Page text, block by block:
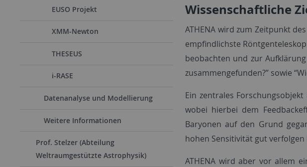
EUSO Projekt
XMM-Newton
THESEUS
i-RASE
Datenanalyse und Modellierung
Weitere Informationen
Prof. Stelzer (Abteilung
Weltraumgestützte Astrophysik)
Wissenschaftliche
ATHENA wird zum Zeitpunkt
empfindlichste
beobachten und zur
zusammengefunden?” sowie
Ein zentrales
wobei hierbei dem
Baryonen auf den Grund
hohen Sensitivität gut
ATHENA wird aber vor allem